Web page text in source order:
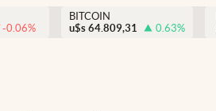
-0.06%
BITCOIN
u$s 64.809,31 0.63%